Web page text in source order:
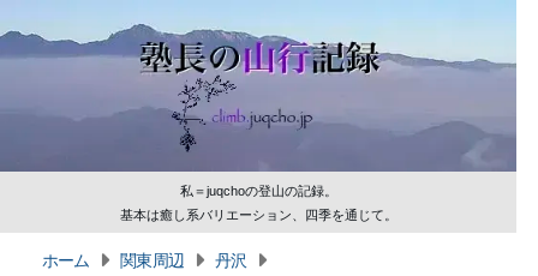
私＝juqchoの登山の記録。
基本は癒し系バリエーション、四季を通じて。
ホーム 関東周辺 丹沢